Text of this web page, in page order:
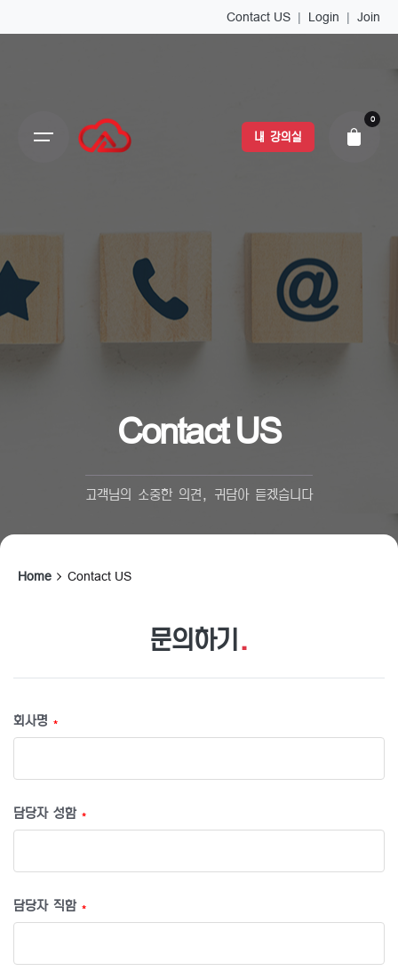
Join
|
Login
|
Contact US
내 강의실
0
Contact US
고객님의 소중한 의견, 귀담아 듣겠습니다
Home Contact US
문의하기 .
회사명 *
담당자 성함 *
담당자 직함 *